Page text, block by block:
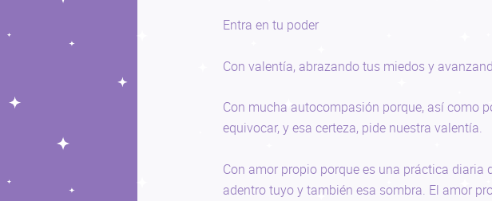
Entra en tu poder
Con valentía, abrazando tus miedos y
Con mucha autocompasión porque, así como
equivocar, y esa certeza, pide nuestra valentía.
Con amor propio porque es una práctica diaria
adentro tuyo y también esa sombra. El amor